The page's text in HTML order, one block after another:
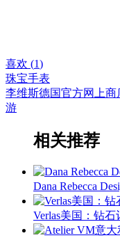
喜欢 (1)
珠宝手表
李维斯德国官方网上商
游
相关推荐
Dana Rebecca
Verlas美国：钻